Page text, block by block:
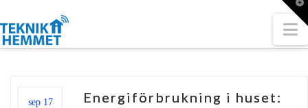
sep 17
Energiförbrukning i huset: